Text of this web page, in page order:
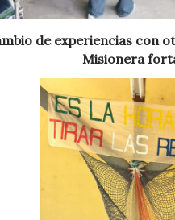
de experiencias con
Misionera